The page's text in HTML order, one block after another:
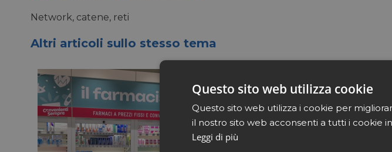
Network, catene, reti
Altri articoli sullo stesso tema
Questo sito web utilizza cookie
Questo sito web utilizza i cookie per
il nostro sito web acconsenti a tutti i cookie
Leggi di più